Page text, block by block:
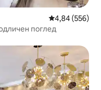
Просечна
4,84 (556)
поглед